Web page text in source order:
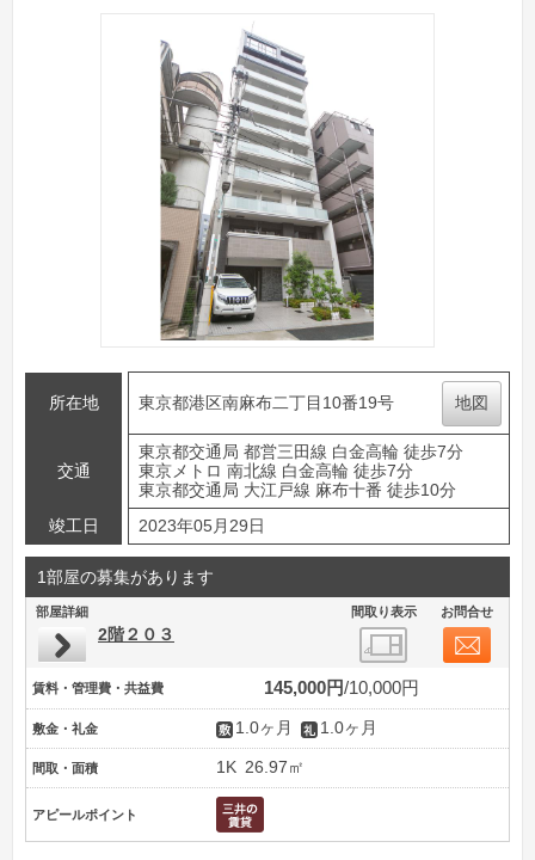
所在地 東京都港区南麻布二丁目10番19号 地図
交通
東京都交通局 都営三田線 白金高輪 徒歩7分
東京メトロ 南北線 白金高輪 徒歩7分
東京都交通局 大江戸線 麻布十番 徒歩10分
竣工日
2023年05月29日
1部屋の募集があります
部屋詳細 間取り表示 お問合せ
2階２０３
賃料・管理費・共益費 145,000円 10,000円
敷金・礼金 1.0ヶ月 1.0ヶ月
間取・面積 1K 26.97㎡
アピールポイント